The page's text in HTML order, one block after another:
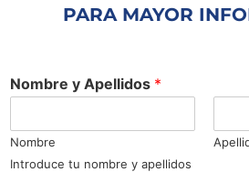
PARA MAYOR
Nombre y Apellidos *
Nombre
Introduce tu nombre y apellidos